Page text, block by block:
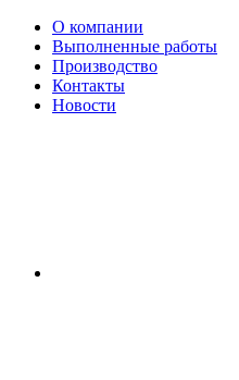
О компании
Выполненные работы
Производство
Контакты
Новости